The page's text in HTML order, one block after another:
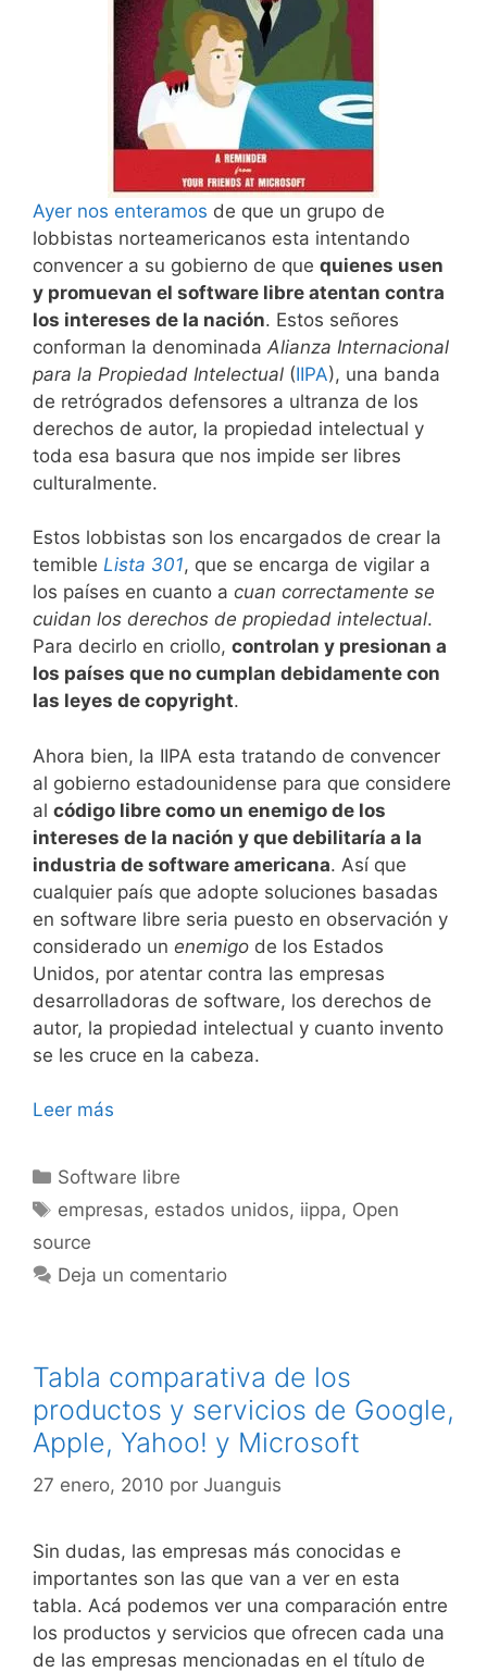
Ayer nos enteramos de que un grupo de
lobbistas norteamericanos esta intentando
convencer a su gobierno de que quienes usen
y promuevan el software libre atentan contra
los intereses de la nación. Estos señores
conforman la denominada Alianza Internacional
para la Propiedad Intelectual (IIPA), una banda
de retrógrados defensores a ultranza de los
derechos de autor, la propiedad intelectual y
toda esa basura que nos impide ser libres
culturalmente.
Estos lobbistas son los encargados de crear la
temible Lista 301, que se encarga de vigilar a
los países en cuanto a cuan correctamente se
cuidan los derechos de propiedad intelectual.
Para decirlo en criollo, controlan y presionan a
los países que no cumplan debidamente con
las leyes de copyright.
Ahora bien, la IIPA esta tratando de convencer
al gobierno estadounidense para que considere
al código libre como un enemigo de los
intereses de la nación y que debilitaría a la
industria de software americana. Así que
cualquier país que adopte soluciones basadas
en software libre seria puesto en observación y
considerado un enemigo de los Estados
Unidos, por atentar contra las empresas
desarrolladoras de software, los derechos de
autor, la propiedad intelectual y cuanto invento
se les cruce en la cabeza.
Leer más
Categorías
Software libre
Etiquetas
empresas, estados unidos, iippa, Open
source
Deja un comentario
Tabla comparativa de los
productos y servicios de Google,
Apple, Yahoo! y Microsoft
27 enero, 2010 por Juanguis
Sin dudas, las empresas más conocidas e
importantes son las que van a ver en esta
tabla. Acá podemos ver una comparación entre
los productos y servicios que ofrecen cada una
de las empresas mencionadas en el título de